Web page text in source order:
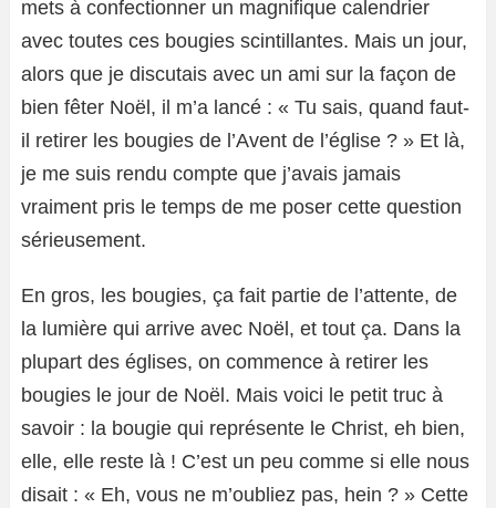
mets à confectionner un magnifique calendrier
avec toutes ces bougies scintillantes. Mais un jour,
alors que je discutais avec un ami sur la façon de
bien fêter Noël, il m’a lancé : « Tu sais, quand faut-
il retirer les bougies de l’Avent de l’église ? » Et là,
je me suis rendu compte que j’avais jamais
vraiment pris le temps de me poser cette question
sérieusement.
En gros, les bougies, ça fait partie de l’attente, de
la lumière qui arrive avec Noël, et tout ça. Dans la
plupart des églises, on commence à retirer les
bougies le jour de Noël. Mais voici le petit truc à
savoir : la bougie qui représente le Christ, eh bien,
elle, elle reste là ! C’est un peu comme si elle nous
disait : « Eh, vous ne m’oubliez pas, hein ? » Cette